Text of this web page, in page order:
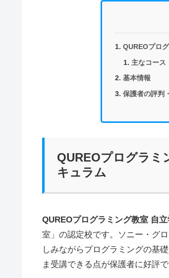
QUREOプロ
主なコース
基本情報
保護者の評判
QUREOプログラミ
キュラム
QUREOプログラミング教室 自
室」の認定校です。ソニー・グ
しみながらプログラミングの基
ま受講できる点が保護者に好評で